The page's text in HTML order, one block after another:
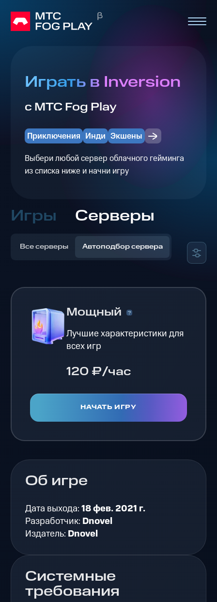
Играть в Inversion
с МТС Fog Play
Приключения Инди Экшены
Выбери любой сервер облачного гейминга
из списка ниже и начни игру
Игры Серверы
Все серверы Автоподбор сервера
Мощный
Лучшие характеристики для
всех игр
120 ₽/час
НАЧАТЬ ИГРУ
Об игре
Дата выхода:18 фев. 2021 г.
Разработчик: Dnovel
Издатель: Dnovel
Системные
требования